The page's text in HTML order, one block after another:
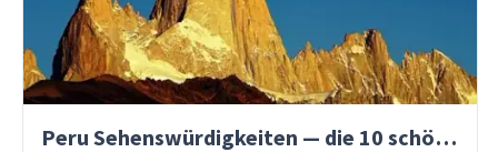
Peru Sehenswürdigkeiten — die 10 schönsten Orte